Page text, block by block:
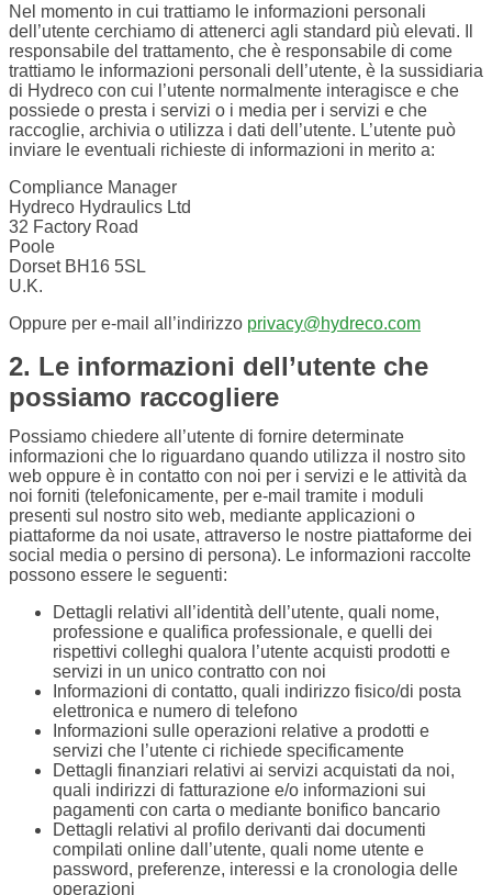
Nel momento in cui trattiamo le informazioni personali
dell’utente cerchiamo di attenerci agli standard più elevati. Il
responsabile del trattamento, che è responsabile di come
trattiamo le informazioni personali dell’utente, è la sussidiaria
di Hydreco con cui l’utente normalmente interagisce e che
possiede o presta i servizi o i media per i servizi e che
raccoglie, archivia o utilizza i dati dell’utente. L’utente può
inviare le eventuali richieste di informazioni in merito a:
Compliance Manager
Hydreco Hydraulics Ltd
32 Factory Road
Poole
Dorset BH16 5SL
U.K.
Oppure per e-mail all’indirizzo privacy@hydreco.com
2. Le informazioni dell’utente che
possiamo raccogliere
Possiamo chiedere all’utente di fornire determinate
informazioni che lo riguardano quando utilizza il nostro sito
web oppure è in contatto con noi per i servizi e le attività da
noi forniti (telefonicamente, per e-mail tramite i moduli
presenti sul nostro sito web, mediante applicazioni o
piattaforme da noi usate, attraverso le nostre piattaforme dei
social media o persino di persona). Le informazioni raccolte
possono essere le seguenti:
Dettagli relativi all’identità dell’utente, quali nome,
professione e qualifica professionale, e quelli dei
rispettivi colleghi qualora l’utente acquisti prodotti e
servizi in un unico contratto con noi
Informazioni di contatto, quali indirizzo fisico/di posta
elettronica e numero di telefono
Informazioni sulle operazioni relative a prodotti e
servizi che l’utente ci richiede specificamente
Dettagli finanziari relativi ai servizi acquistati da noi,
quali indirizzi di fatturazione e/o informazioni sui
pagamenti con carta o mediante bonifico bancario
Dettagli relativi al profilo derivanti dai documenti
compilati online dall’utente, quali nome utente e
password, preferenze, interessi e la cronologia delle
operazioni